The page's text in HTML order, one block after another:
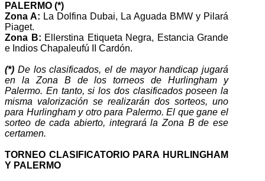
PALERMO (*)
Zona A: La Dolfina Dubai, La Aguada BMW y Pilará
Piaget.
Zona B: Ellerstina Etiqueta Negra, Estancia Grande
e Indios Chapaleufú II Cardón.
(*) De los clasificados, el de mayor handicap jugará
en la Zona B de los torneos de Hurlingham y
Palermo. En tanto, si los dos clasificados poseen la
misma valorización se realizarán dos sorteos, uno
para Hurlingham y otro para Palermo. El que gane el
sorteo de cada abierto, integrará la Zona B de ese
certamen.
TORNEO CLASIFICATORIO PARA HURLINGHAM
Y PALERMO